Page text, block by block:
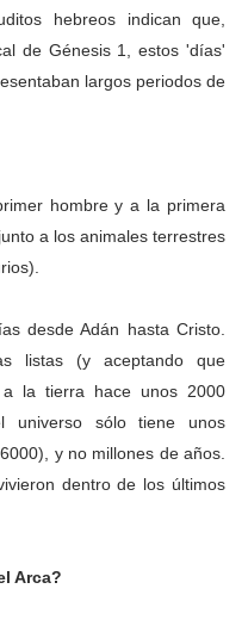
hebreos indican que,
de Génesis 1, estos 'días'
largos periodos de
hombre y a la primera
a los animales terrestres
desde Adán hasta Cristo.
listas (y aceptando que
la tierra hace unos 2000
universo sólo tiene unos
y no millones de años.
dentro de los últimos
Arca?